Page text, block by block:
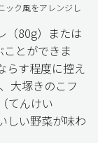
ック風をアレンジし
（80g）または
とができま
らす程度に控え
大塚きのこフ
てんけい
しい野菜が味わ